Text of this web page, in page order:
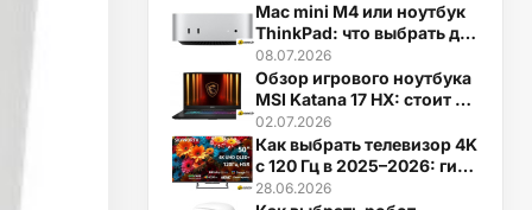
Mac mini M4 или ноутбук
ThinkPad: что выбрать для
домашнего офиса
08.07.2026
Обзор игрового ноутбука
MSI Katana 17 HX: стоит ли
брать в 2026
02.07.2026
Как выбрать телевизор 4K
с 120 Гц в 2025–2026: гид
по покупке
28.06.2026